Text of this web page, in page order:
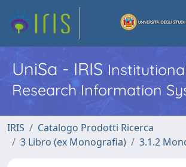
UniSa - IRIS
Research Information
IRIS
Catalogo Prodotti Ricerca
3 Libro (ex Monografia)
3.1.2